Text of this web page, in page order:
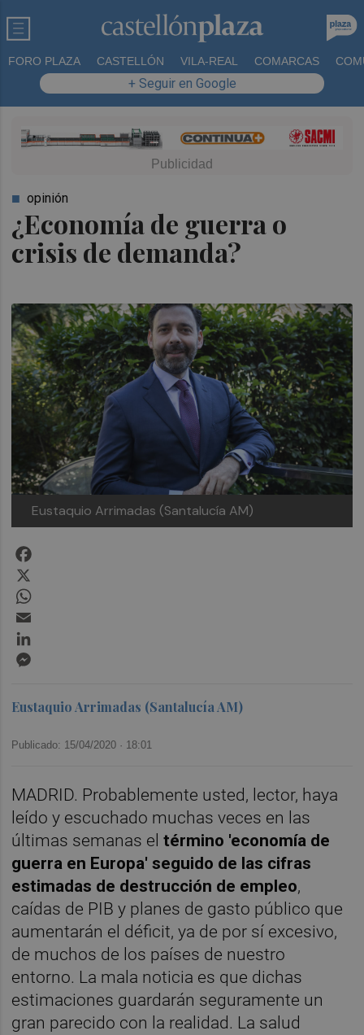
FORO PLAZA CASTELLÓN VILA-REAL COMARCAS
+ Seguir en Google
¿Economía de guerra o
crisis de demanda?
opinión
Eustaquio Arrimadas (Santalucía AM)
Eustaquio Arrimadas (Santalucía AM)
Publicado: 15/04/2020 · 18:01
MADRID. Probablemente usted, lector, haya
leído y escuchado muchas veces en las
últimas semanas eltérmino 'economía de
guerra en Europa' seguido de las cifras
estimadas de destrucción de empleo,
caídas de PIB y planes de gasto público que
aumentarán el déficit, ya de por sí excesivo,
de muchos de los países de nuestro
entorno. La mala noticia es que dichas
estimaciones guardarán seguramente un
gran parecido con la realidad. La salud